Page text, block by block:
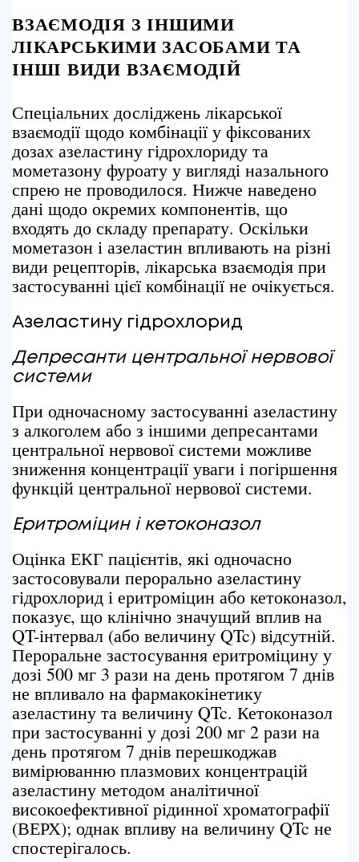
ВЗАЄМОДІЯ З ІНШИМИ
ЛІКАРСЬКИМИ ЗАСОБАМИ ТА
ІНШІ ВИДИ ВЗАЄМОДІЙ
Спеціальних досліджень лікарської
взаємодії щодо комбінації у фіксованих
дозах азеластину гідрохлориду та
мометазону фуроату у вигляді назального
спрею не проводилося. Нижче наведено
дані щодо окремих компонентів, що
входять до складу препарату. Оскільки
мометазон і азеластин впливають на різні
види рецепторів, лікарська взаємодія при
застосуванні цієї комбінації не очікується.
Азеластину гідрохлорид
Депресантицентральної нервової
системи
При одночасному застосуванні азеластину
з алкоголем або з іншими депресантами
центральної нервової системи можливе
зниження концентрації уваги і погіршення
функцій центральної нервової системи.
Еритроміцині кетоконазол
Оцінка ЕКГ пацієнтів, які одночасно
застосовували перорально азеластину
гідрохлорид і еритроміцин або кетоконазол,
показує, що клінічно значущий вплив на
QT-інтервал (або величину QTc) відсутній.
Пероральне застосування еритроміцину у
дозі 500 мг 3 рази на день протягом 7 днів
не впливало на фармакокінетику
азеластину та величину QTc. Кетоконазол
при застосуванні у дозі 200 мг 2 рази на
день протягом 7 днів перешкоджав
вимірюванню плазмових концентрацій
азеластину методом аналітичної
високоефективної рідинної хроматографії
(ВЕРХ); однак впливу на величину QTc не
спостерігалось.